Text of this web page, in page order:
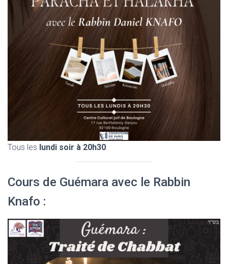
Tous les lundi soir à 20h30.
Cours de Guémara avec le Rabbin
Knafo :